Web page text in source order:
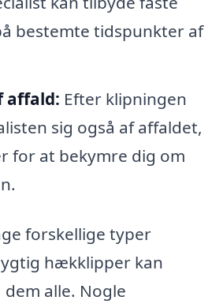
bestemte tidspunkter af
affald: Efter klipningen
sig også af affaldet,
for at bekymre dig om
forskellige typer
hækklipper kan
alle. Nogle